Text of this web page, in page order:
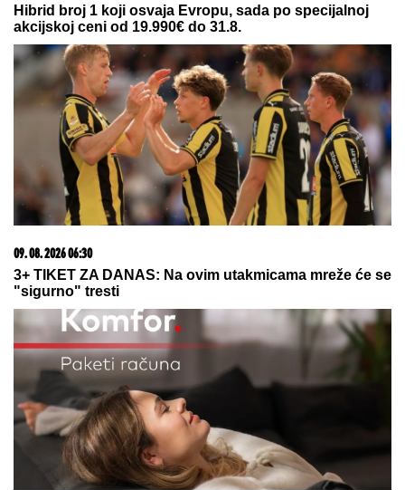
08. 08. 2026 16:10
Dete sa autizmom polivali vodom i mazali mu lak na
usta: Potresno iskustvo žene iz vrtića za Mame
23. 07. 2026 12:47
Letnje večeri u gradu više nisu rezervisane za vikend:
Zašto sve više ljudi bira večeru koja se spontano
pretvori u druženje